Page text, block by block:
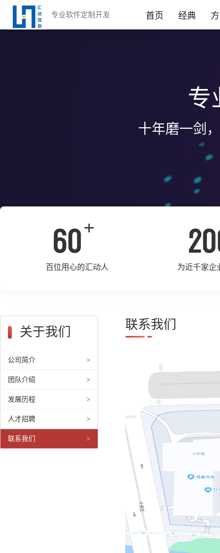
专业软件定制开发 首页 经典
专
十年磨一剑
+
百位用心的汇动人 为近千家企
关于我们
公司简介 >
团队介绍 >
发展历程 >
人才招聘 >
联系我们 >
联系我们